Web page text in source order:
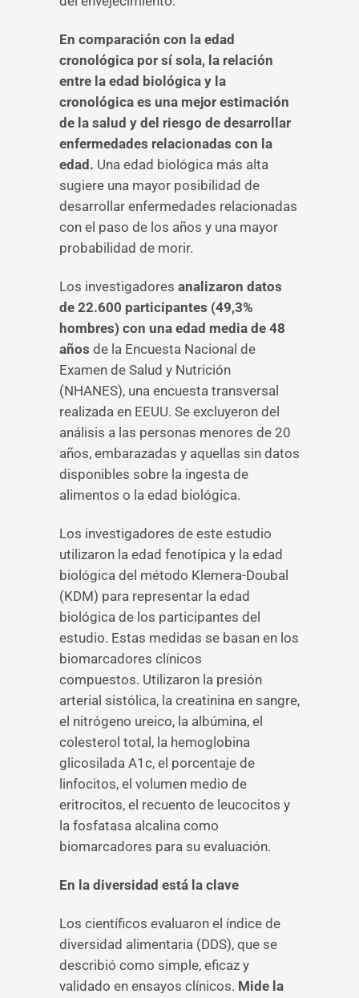
En comparación con la edad
cronológica por sí sola, la relación
entre la edad biológica y la
cronológica es una mejor estimación
de la salud y del riesgo de desarrollar
enfermedades relacionadas con la
edad. Una edad biológica más alta
sugiere una mayor posibilidad de
desarrollar enfermedades relacionadas
con el paso de los años y una mayor
probabilidad de morir.
Los investigadores analizaron datos
de 22.600 participantes (49,3%
hombres) con una edad media de 48
años de la Encuesta Nacional de
Examen de Salud y Nutrición
(NHANES), una encuesta transversal
realizada en EEUU. Se excluyeron del
análisis a las personas menores de 20
años, embarazadas y aquellas sin datos
disponibles sobre la ingesta de
alimentos o la edad biológica.
Los investigadores de este estudio
utilizaron la edad fenotípica y la edad
biológica del método Klemera-Doubal
(KDM) para representar la edad
biológica de los participantes del
estudio. Estas medidas se basan en los
biomarcadores clínicos
compuestos. Utilizaron la presión
arterial sistólica, la creatinina en sangre,
el nitrógeno ureico, la albúmina, el
colesterol total, la hemoglobina
glicosilada A1c, el porcentaje de
linfocitos, el volumen medio de
eritrocitos, el recuento de leucocitos y
la fosfatasa alcalina como
biomarcadores para su evaluación.
En la diversidad está la clave
Los científicos evaluaron el índice de
diversidad alimentaria (DDS), que se
describió como simple, eficaz y
validado en ensayos clínicos. Mide la